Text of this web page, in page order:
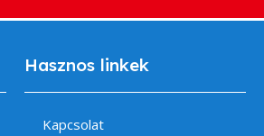
Hasznos linkek
Kapcsolat